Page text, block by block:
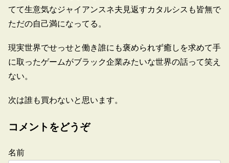
てて生意気なジャイアンスネ夫見返すカタルシスも皆無で
ただの自己満になってる。
現実世界でせっせと働き誰にも褒められず癒しを求めて手
に取ったゲームがブラック企業みたいな世界の話って笑え
ない。
次は誰も買わないと思います。
コメントをどうぞ
名前